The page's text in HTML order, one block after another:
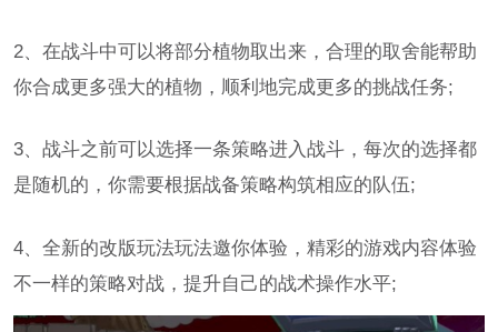
2、在战斗中可以将部分植物取出来，合理的取舍能帮助
你合成更多强大的植物，顺利地完成更多的挑战任务;
3、战斗之前可以选择一条策略进入战斗，每次的选择都
是随机的，你需要根据战备策略构筑相应的队伍;
4、全新的改版玩法玩法邀你体验，精彩的游戏内容体验
不一样的策略对战，提升自己的战术操作水平;